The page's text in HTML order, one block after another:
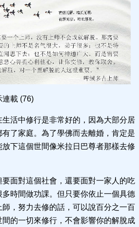
連載 (76)
活中修行是非常好的，因為大部分居
了家庭。為了學佛而去離婚，肯定是
下這個世間像米拉日巴尊者那樣去修
面對這個社會，還要面對一家人的吃
時間做功課。但只要你依止一個具德
，努力去修的話，可以說百分之一百
的一切來修行，不會影響你的解脫成